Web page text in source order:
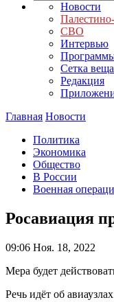
Новости
СВО
Интервью
Сетка
Редакция
Главная Новости
Политика
Экономика
Общество
В России
Военная
Росавиация
09:06 Ноя. 18, 2022
Мера будет
Речь идёт об